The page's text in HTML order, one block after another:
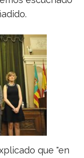
que "en